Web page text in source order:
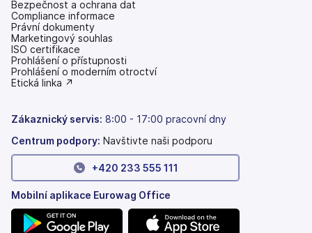
Bezpečnost a ochrana dat
Compliance informace
Právní dokumenty
Marketingový souhlas
ISO certifikace
Prohlášení o přístupnosti
(se
v
Prohlášení o moderním otroctví
(se
záložkách)
Etická linka ↗
Zákaznický servis: 8:00 - 17:00 pracovní dny
Centrum podpory: Navštivte naši podporu
+420 233 555 111
Mobilní aplikace Eurowag Office